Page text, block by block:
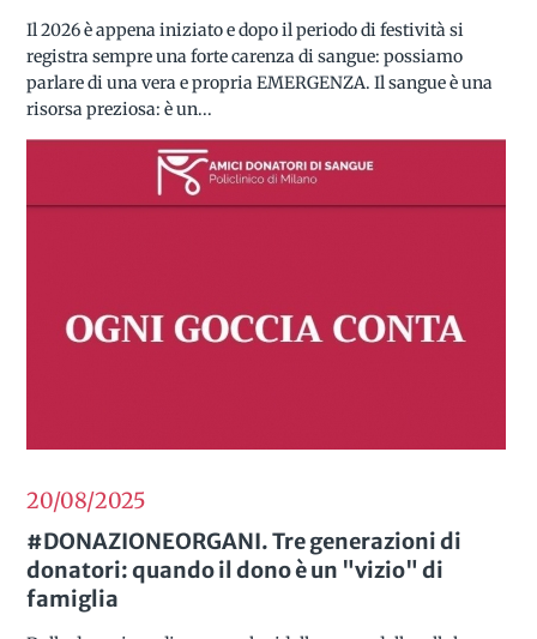
Il 2026 è appena iniziato e dopo il periodo di festività si
registra sempre una forte carenza di sangue: possiamo
parlare di una vera e propria EMERGENZA. Il sangue è una
risorsa preziosa: è un...
20/082025
#DONAZIONEORGANI. Tre generazioni di
donatori: quando il dono è un "vizio" di
famiglia